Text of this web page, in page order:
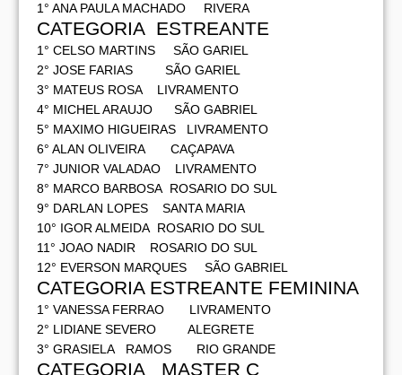
1° ANA PAULA MACHADO RIVERA
CATEGORIA ESTREANTE
1° CELSO MARTINS SÃO GARIEL
2° JOSE FARIAS SÃO GARIEL
3° MATEUS ROSA LIVRAMENTO
4° MICHEL ARAUJO SÃO GABRIEL
5° MAXIMO HIGUEIRAS LIVRAMENTO
6° ALAN OLIVEIRA CAÇAPAVA
7° JUNIOR VALADAO LIVRAMENTO
8° MARCO BARBOSA ROSARIO DO SUL
9° DARLAN LOPES SANTA MARIA
10° IGOR ALMEIDA ROSARIO DO SUL
11° JOAO NADIR ROSARIO DO SUL
12° EVERSON MARQUES SÃO GABRIEL
CATEGORIA ESTREANTE FEMININA
1° VANESSA FERRAO LIVRAMENTO
2° LIDIANE SEVERO ALEGRETE
3° GRASIELA RAMOS RIO GRANDE
CATEGORIA MASTER C